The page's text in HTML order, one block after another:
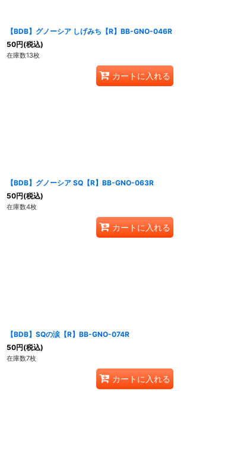
【BDB】グノーシア しげみち【R】BB-GNO-046R
50円(税込)
在庫数13枚
カートに入れる
【BDB】グノーシア SQ【R】BB-GNO-063R
50円(税込)
在庫数4枚
カートに入れる
【BDB】SQの涙【R】BB-GNO-074R
50円(税込)
在庫数7枚
カートに入れる